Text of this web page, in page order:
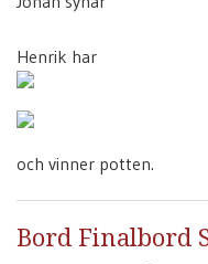
Henrik har
och vinner potten.
Bord Finalbord